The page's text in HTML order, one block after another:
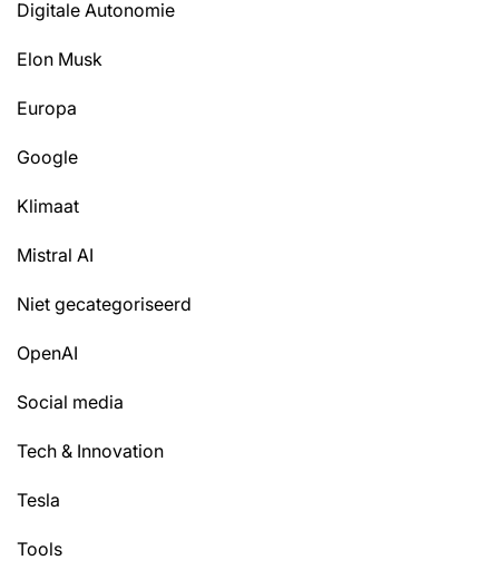
Digitale Autonomie
Elon Musk
Europa
Google
Klimaat
Mistral AI
Niet gecategoriseerd
OpenAI
Social media
Tech & Innovation
Tesla
Tools